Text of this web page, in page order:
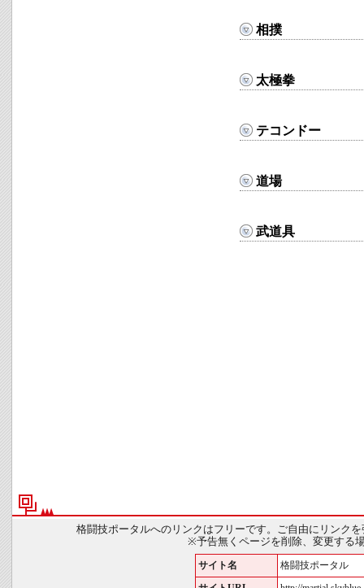
相撲
太極拳
テコンドー
道場
武道具
格闘技ポータルへのリンクはフリーです。ご自由にリンク
※予告無くページを削除、変更する
サイト名 格闘技ポータル